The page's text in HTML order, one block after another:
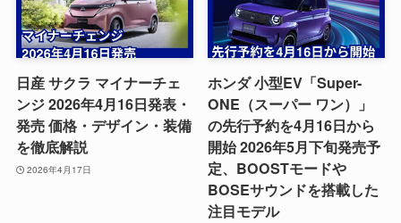
日産 サクラ マイナーチェ
ンジ 2026年4月16日発表・
発売 価格・デザイン・装備
を徹底解説
2026年4月17日
ホンダ 小型EV「Super-
ONE（スーパー ワン）」
の先行予約を4月16日から
開始 2026年5月下旬発売予
定、BOOSTモードや
BOSEサウンドを搭載した
注目モデル